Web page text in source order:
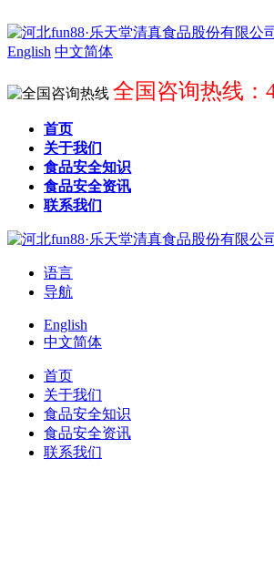
English 中文简体
全国咨询热线：
首页
关于我们
食品安全知识
食品安全资讯
联系我们
语言
导航
English
中文简体
首页
关于我们
食品安全知识
食品安全资讯
联系我们